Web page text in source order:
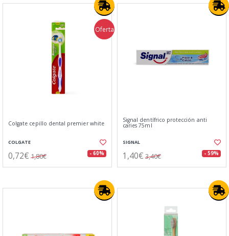
Oferta
Colgate cepillo dental premier white
COLGATE
0,72€ 1,80€ - 60%
Signal dentífrico protección anti
caries 75ml
SIGNAL
1,40€ 3,40€ - 59%